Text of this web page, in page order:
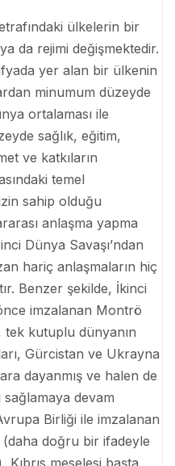
ülkelerin bir
da rejimi değişmektedir.
yer alan bir ülkenin
minumum düzeyde
ortalaması ile
sağlık, eğitim,
ve katkıların
temel
sahip olduğu
anlaşma yapma
Dünya Savaşı’ndan
hariç anlaşmaların hiç
Benzer şekilde, İkinci
imzalanan Montrö
tek kutuplu dünyanın
Gürcistan ve Ukrayna
dayanmış ve halen de
sağlamaya devam
Birliği ile imzalanan
(daha doğru bir ifadeyle